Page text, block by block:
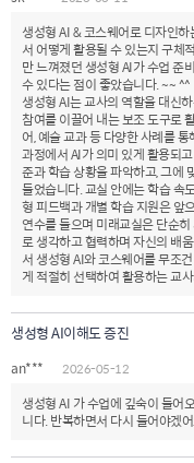
생성형 AI & 코스웨어로 디자인
서 어떻게 활용될 수 있는지 구체
만 느껴졌던 생성형 AI가 수업 준
수 있다는 점이 좋았습니다. ~~ ^^
생성형 AI는 교사의 역할을 대신
참여를 이끌어 내는 보조 도구로
어, 예술 교과 등 다양한 사례를
과정에서 AI가 의미 있게 활용되
준과 학습 상황을 파악하고, 그에
들었습니다. 교실 안에는 학습 속
형 피드백과 개별 학습 지원은 앞
연수를 들으며 미래교실은 단순
로 생각하고 협력하며 자신의 배
서 생성형 AI와 코스웨어를 무조
게 적절히 선택하여 활용하는 교
생성형 AI이해도 증진
an*** 2026-05-12
생성형 AI 가 수업에 깊숙이 들어
니다. 반복하면서 다시 들어야겠